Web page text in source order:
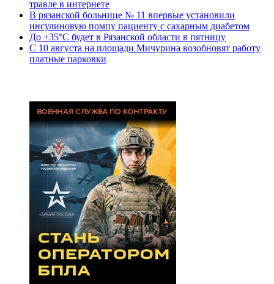
травле в интернете
В рязанской больнице № 11 впервые установили
инсулиновую помпу пациенту с сахарным диабетом
До +35°С будет в Рязанской области в пятницу
С 10 августа на площади Мичурина возобновят работу
платные парковки